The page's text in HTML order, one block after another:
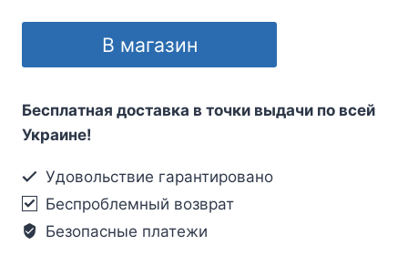
В магазин
Бесплатная доставка в точки выдачи по всей
Украине!
Удовольствие гарантировано
Беспроблемный возврат
Безопасные платежи